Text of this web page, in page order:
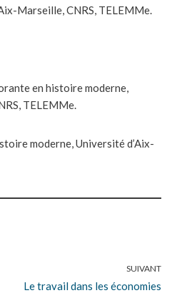
Marseille, CNRS, TELEMMe.
en histoire moderne,
TELEMMe.
moderne, Université d’Aix-
SUIVANT
Le travail dans les économies